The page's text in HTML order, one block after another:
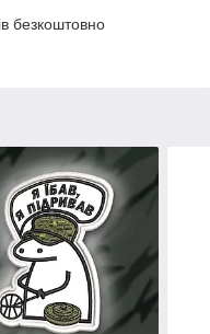
безкоштовно